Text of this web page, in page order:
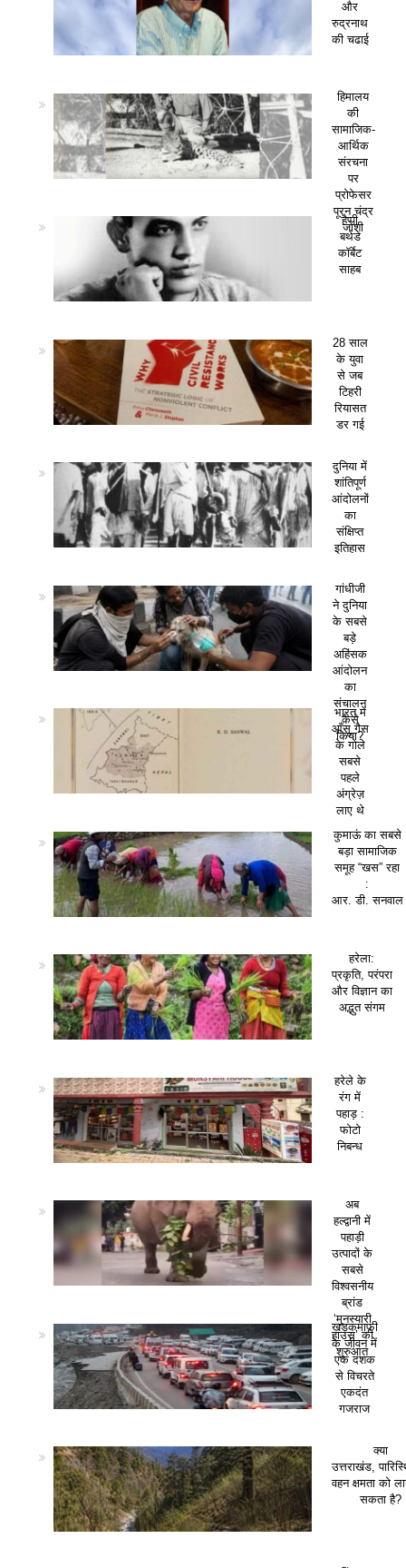
और
रुद्रनाथ
की चढाई
हिमालय
की
सामाजिक-
आर्थिक
संरचना
पर
प्रोफेसर
पूरन चंद्र
जोशी
हैप्पी
बर्थडे
कॉर्बेट
साहब
28 साल
के युवा
से जब
टिहरी
रियासत
डर गई
दुनिया में
शांतिपूर्ण
आंदोलनों
का
संक्षिप्त
इतिहास
गांधीजी
ने दुनिया
के सबसे
बड़े
अहिंसक
आंदोलन
का
संचालन
कैसे
किया?
भारत में
आँसू गैस
के गोले
सबसे
पहले
अंग्रेज़
लाए थे
कुमाऊं का सबसे
बड़ा सामाजिक
समूह “खस” रहा
:
आर. डी. सनवाल
हरेला:
प्रकृति, परंपरा
और विज्ञान का
अद्भुत संगम
हरेले के
रंग में
पहाड़ :
फोटो
निबन्ध
अब
हल्द्वानी में
पहाड़ी
उत्पादों के
सबसे
विश्वसनीय
ब्रांड
‘मुनस्यारी
हाउस’ की
शुरुआत
खड़कमाफी
के जीवन में
एक दशक
से विचरते
एकदंत
गजराज
क्या
उत्तराखंड,
वहन क्षमता को
सकता है?